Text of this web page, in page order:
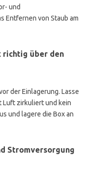
und
Entfernen von Staub am
richtig über den
der Einlagerung. Lasse
Luft zirkuliert und kein
und lagere die Box an
Stromversorgung